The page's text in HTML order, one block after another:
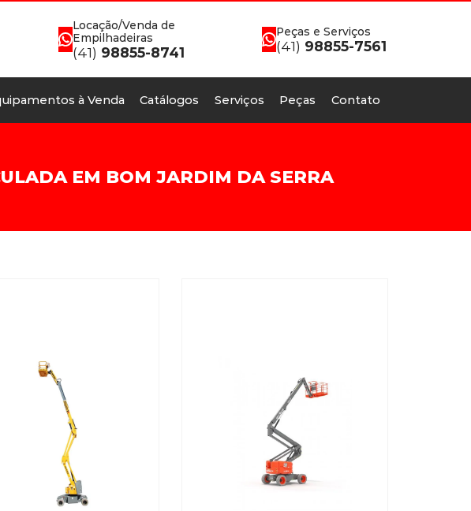
Locação/Venda de
Empilhadeiras
(41) 98855-8741
Peças e Serviços
(41) 98855-7561
à Venda Catálogos Serviços Peças Contato
EM BOM JARDIM DA SERRA